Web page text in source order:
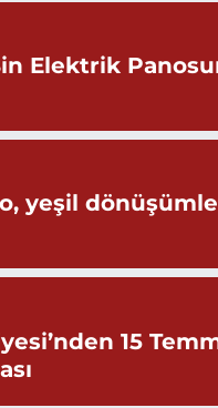
Elektrik
yeşil
15